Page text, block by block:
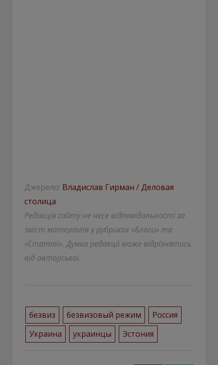
Джерело: Владислав Гирман / Деловая
столица
Редакція сайту не несе відповідальності за
зміст матеріалів у рубриках «Блоги» та
«Статті». Думка редакції може відрізнятись
від авторської.
безвиз безвизовый режим
Россия
Украина
украинцы Эстония